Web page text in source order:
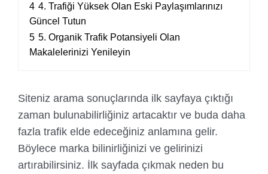
4 4. Trafiği Yüksek Olan Eski Paylaşımlarınızı
Güncel Tutun
5 5. Organik Trafik Potansiyeli Olan
Makalelerinizi Yenileyin
Siteniz arama sonuçlarında ilk sayfaya çıktığı
zaman bulunabilirliğiniz artacaktır ve buda daha
fazla trafik elde edeceğiniz anlamına gelir.
Böylece marka bilinirliğinizi ve gelirinizi
artırabilirsiniz. İlk sayfada çıkmak neden bu